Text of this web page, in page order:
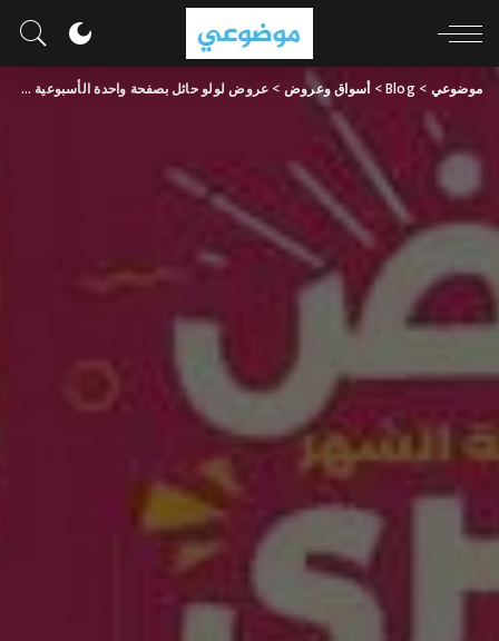
موضوعي >
Blog
> أسواق وعروض > عروض لولو حائل بصفحة واحدة الأسبوعية 26 يونيو 2024